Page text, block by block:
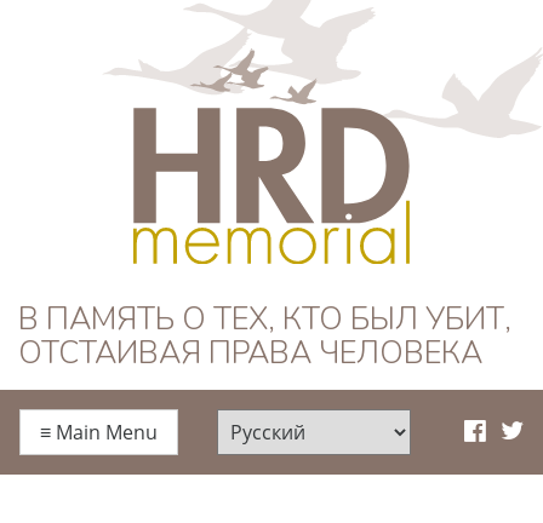
HRD Memorial —
Русский
В ПАМЯТЬ О ТЕХ, КТО БЫЛ УБИТ,
ОТСТАИВАЯ ПРАВА ЧЕЛОВЕКА
≡ Main Menu